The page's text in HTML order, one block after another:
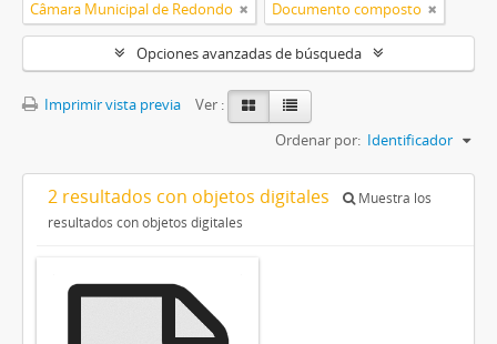
Câmara Municipal de Redondo Documento composto
Opciones avanzadas de búsqueda
Imprimir vista previa
Ver :
Ordenar por: Identificador
2 resultados con objetos digitales
Muestra los
resultados con objetos digitales